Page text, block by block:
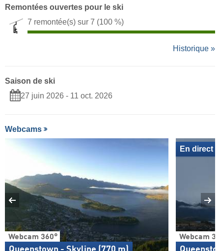
Remontées ouvertes pour le ski
7 remontée(s) sur 7 (100 %)
Historique »
Saison de ski
27 juin 2026 - 11 oct. 2026
Webcams
Webcam 360° Webcam
En direct